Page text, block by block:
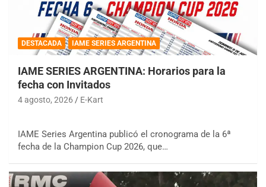
DESTACADA IAME SERIES ARGENTINA
IAME SERIES ARGENTINA: Horarios para la
fecha con Invitados
4 agosto, 2026 E-Kart
IAME Series Argentina publicó el cronograma de la 6ª
fecha de la Champion Cup 2026, que…